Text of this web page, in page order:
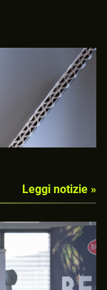
Leggi notizie »